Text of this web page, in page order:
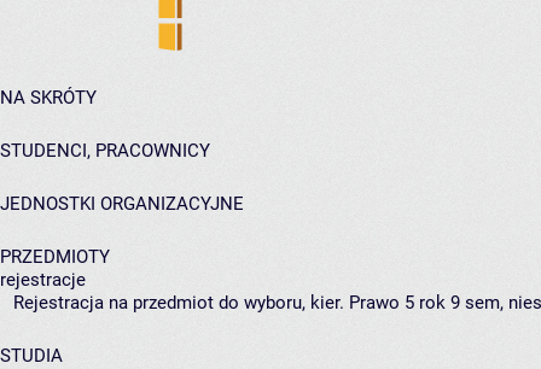
NA SKRÓTY
STUDENCI, PRACOWNICY
JEDNOSTKI ORGANIZACYJNE
PRZEDMIOTY
rejestracje
Rejestracja na przedmiot do wyboru, kier. Prawo 5 rok 9 sem,
STUDIA